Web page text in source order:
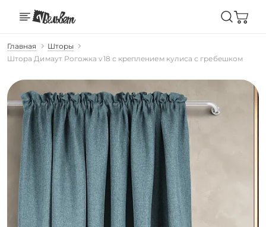
Главная
Шторы
Штора Димаут Рогожка v18 с креплением кулиса с гребешком